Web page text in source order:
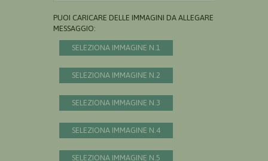
PUOI CARICARE DELLE IMMAGINI DA ALLEGARE AL
MESSAGGIO:
SELEZIONA IMMAGINE N.1
SELEZIONA IMMAGINE N.2
SELEZIONA IMMAGINE N.3
SELEZIONA IMMAGINE N.4
SELEZIONA IMMAGINE N.5